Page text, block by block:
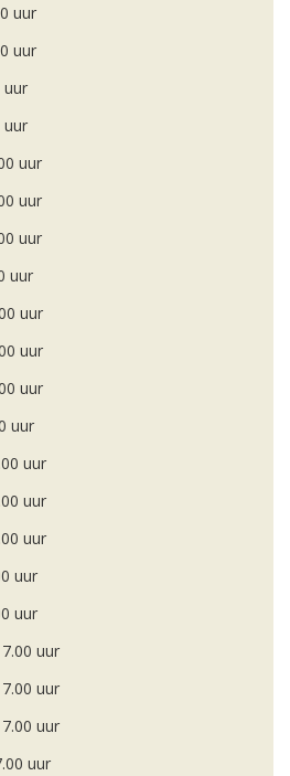
uur
uur
uur
uur
uur
uur
uur
uur
uur
uur
uur
uur
uur
uur
uur
uur
uur
uur
uur
uur
uur